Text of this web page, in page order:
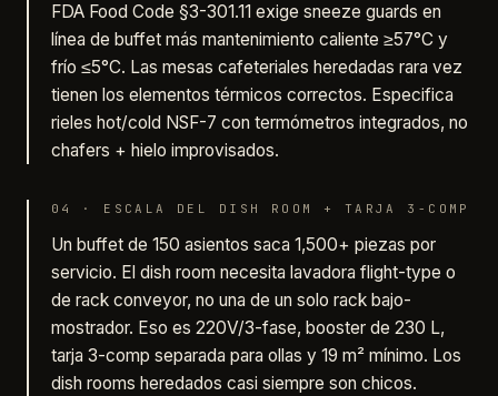
FDA Food Code §3-301.11 exige sneeze guards en
línea de buffet más mantenimiento caliente ≥57°C y
frío ≤5°C. Las mesas cafeteriales heredadas rara vez
tienen los elementos térmicos correctos. Especifica
rieles hot/cold NSF-7 con termómetros integrados, no
chafers + hielo improvisados.
04 · ESCALA DEL DISH ROOM + TARJA 3-COMP
Un buffet de 150 asientos saca 1,500+ piezas por
servicio. El dish room necesita lavadora flight-type o
de rack conveyor, no una de un solo rack bajo-
mostrador. Eso es 220V/3-fase, booster de 230 L,
tarja 3-comp separada para ollas y 19 m² mínimo. Los
dish rooms heredados casi siempre son chicos.